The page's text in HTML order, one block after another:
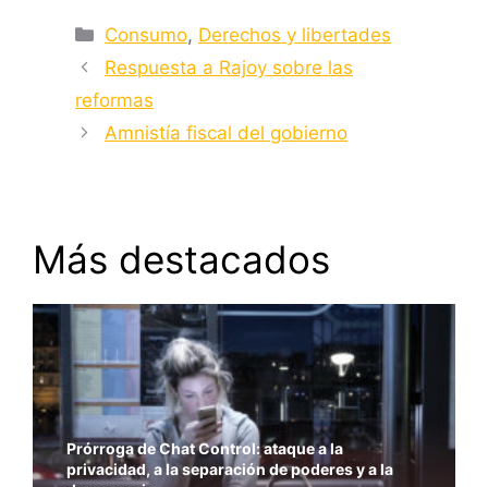
Categorías
Consumo, Derechos y libertades
Respuesta a Rajoy sobre las
reformas
Amnistía fiscal del gobierno
Más destacados
Prórroga de Chat Control: ataque a la
privacidad, a la separación de poderes y a la